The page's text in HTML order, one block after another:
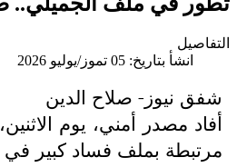
التفاصيل
انشأ بتاريخ: 05 تموز/يوليو 2026
شفق نيوز- صلاح الدين
أفاد مصدر أمني، يوم
مرتبطة بملف فساد كبير